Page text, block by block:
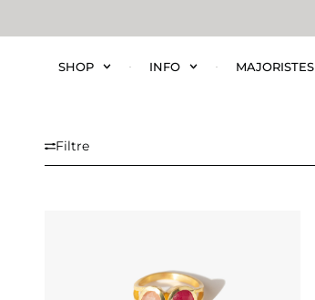
SHOP INFO MAJORISTES
Filtre